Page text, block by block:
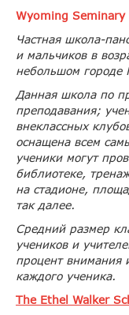
Wyoming Seminary
Частная школа-
и мальчиков в
небольшом городе
Данная школа по
преподавания;
внеклассных
оснащена всем
ученики могут
библиотеке,
на стадионе,
так далее.
Средний размер
учеников и
процент внимания
каждого ученика.
The Ethel Walker